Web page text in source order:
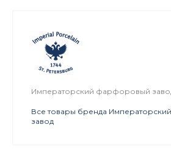
Императорский фарфоровый
Все товары бренда
завод